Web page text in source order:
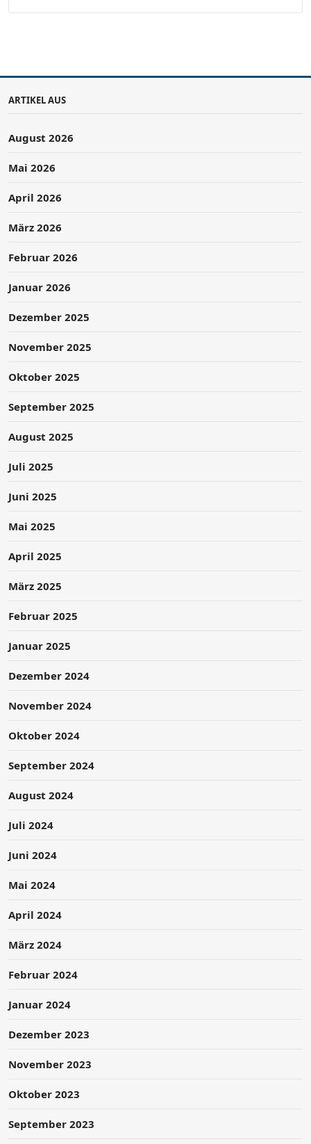
ARTIKEL AUS
August 2026
Mai 2026
April 2026
März 2026
Februar 2026
Januar 2026
Dezember 2025
November 2025
Oktober 2025
September 2025
August 2025
Juli 2025
Juni 2025
Mai 2025
April 2025
März 2025
Februar 2025
Januar 2025
Dezember 2024
November 2024
Oktober 2024
September 2024
August 2024
Juli 2024
Juni 2024
Mai 2024
April 2024
März 2024
Februar 2024
Januar 2024
Dezember 2023
November 2023
Oktober 2023
September 2023